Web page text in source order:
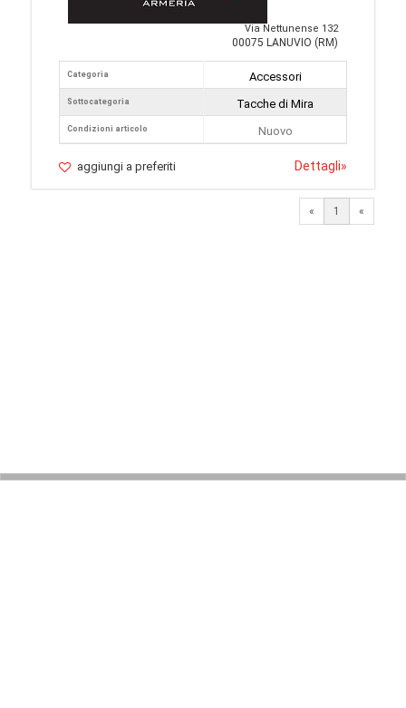
Via Nettunense 132
00075 LANUVIO (RM)
Categoria
Sottocategoria
Condizioni articolo
Accessori
Tacche di Mira
Nuovo
aggiungi a preferiti Dettagli»
« 1 «